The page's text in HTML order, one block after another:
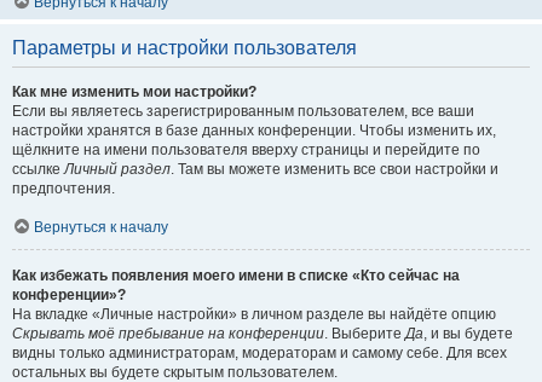
Параметры и настройки пользователя
Как мне изменить мои настройки?
Если вы являетесь зарегистрированным пользователем, все ваши
настройки хранятся в базе данных конференции. Чтобы изменить их,
щёлкните на имени пользователя вверху страницы и перейдите по
ссылкеЛичный раздел. Там вы можете изменить все свои настройки и
предпочтения.
Вернуться к началу
Как избежать появления моего имени в списке «Кто сейчас на
конференции»?
На вкладке «Личные настройки» в личном разделе вы найдёте опцию
Скрывать моё пребывание на конференции. ВыберитеДа, и вы будете
видны только администраторам, модераторам и самому себе. Для всех
остальных вы будете скрытым пользователем.